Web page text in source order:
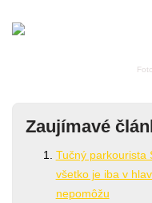
Zaujímavé
Tučný parkourista
všetko je iba v
nepomôžu